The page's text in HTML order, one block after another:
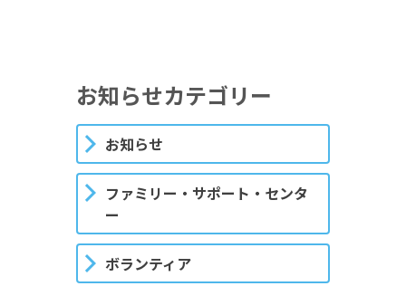
お知らせカテゴリー
お知らせ
ファミリー・サポート・センタ
ー
ボランティア